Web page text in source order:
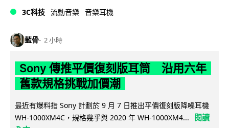
3C科技 流動音樂 音樂耳機
藍骨 2 小時
Sony 傳推平價復刻版耳筒 沿用六年
舊款規格挑戰加價潮
最近有爆料指 Sony 計劃於 9 月 7 日推出平價復刻版降噪耳機
WH-1000XM4C，規格幾乎與 2020 年 WH-1000XM4...
閱讀